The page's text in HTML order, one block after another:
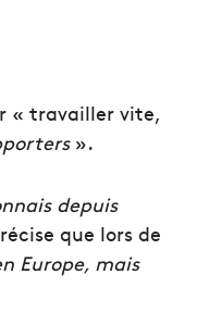
« travailler vite,
».
depuis
que lors de
Europe, mais